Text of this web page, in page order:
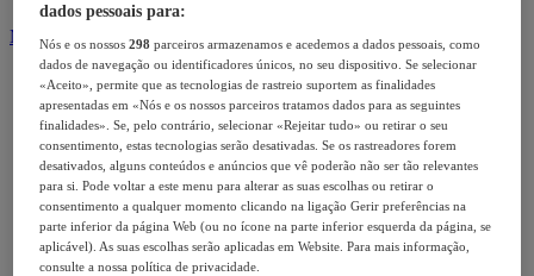
Modalidades
dados pessoais para:
Nós e os nossos298 parceiros armazenamos e acedemos a dados pessoais, como
dados de navegação ou identificadores únicos, no seu dispositivo. Se selecionar
«Aceito», permite que as tecnologias de rastreio suportem as finalidades
apresentadas em «Nós e os nossos parceiros tratamos dados para as seguintes
finalidades». Se, pelo contrário, selecionar «Rejeitar tudo» ou retirar o seu
consentimento, estas tecnologias serão desativadas. Se os rastreadores forem
desativados, alguns conteúdos e anúncios que vê poderão não ser tão relevantes
para si. Pode voltar a este menu para alterar as suas escolhas ou retirar o
consentimento a qualquer momento clicando na ligação Gerir preferências na
parte inferior da página Web (ou no ícone na parte inferior esquerda da página, se
aplicável). As suas escolhas serão aplicadas em Website. Para mais informação,
consulte a nossa política de privacidade.